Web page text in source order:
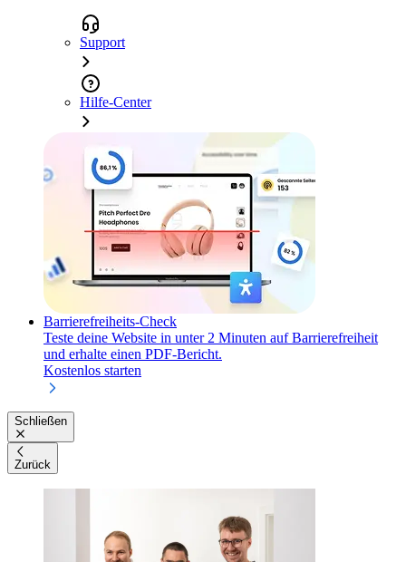
Support
Hilfe-Center
Barrierefreiheits-Check
Teste deine Website in unter 2 Minuten auf Barrierefreiheit
und erhalte einen PDF-Bericht.
Kostenlos starten
Schließen
Zurück